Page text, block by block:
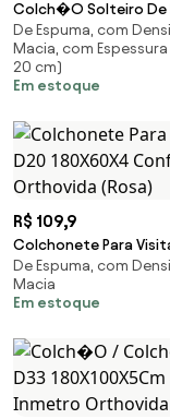
Colch�O Solteiro De
D20 88 X 188 X 12
(Cinza)
De Espuma, com
Macia, com Espessura
20 cm)
Em estoque
R$ 109,9
Colchonete Para
180X60X4 Confort
(Rosa)
De Espuma, com
Macia
Em estoque